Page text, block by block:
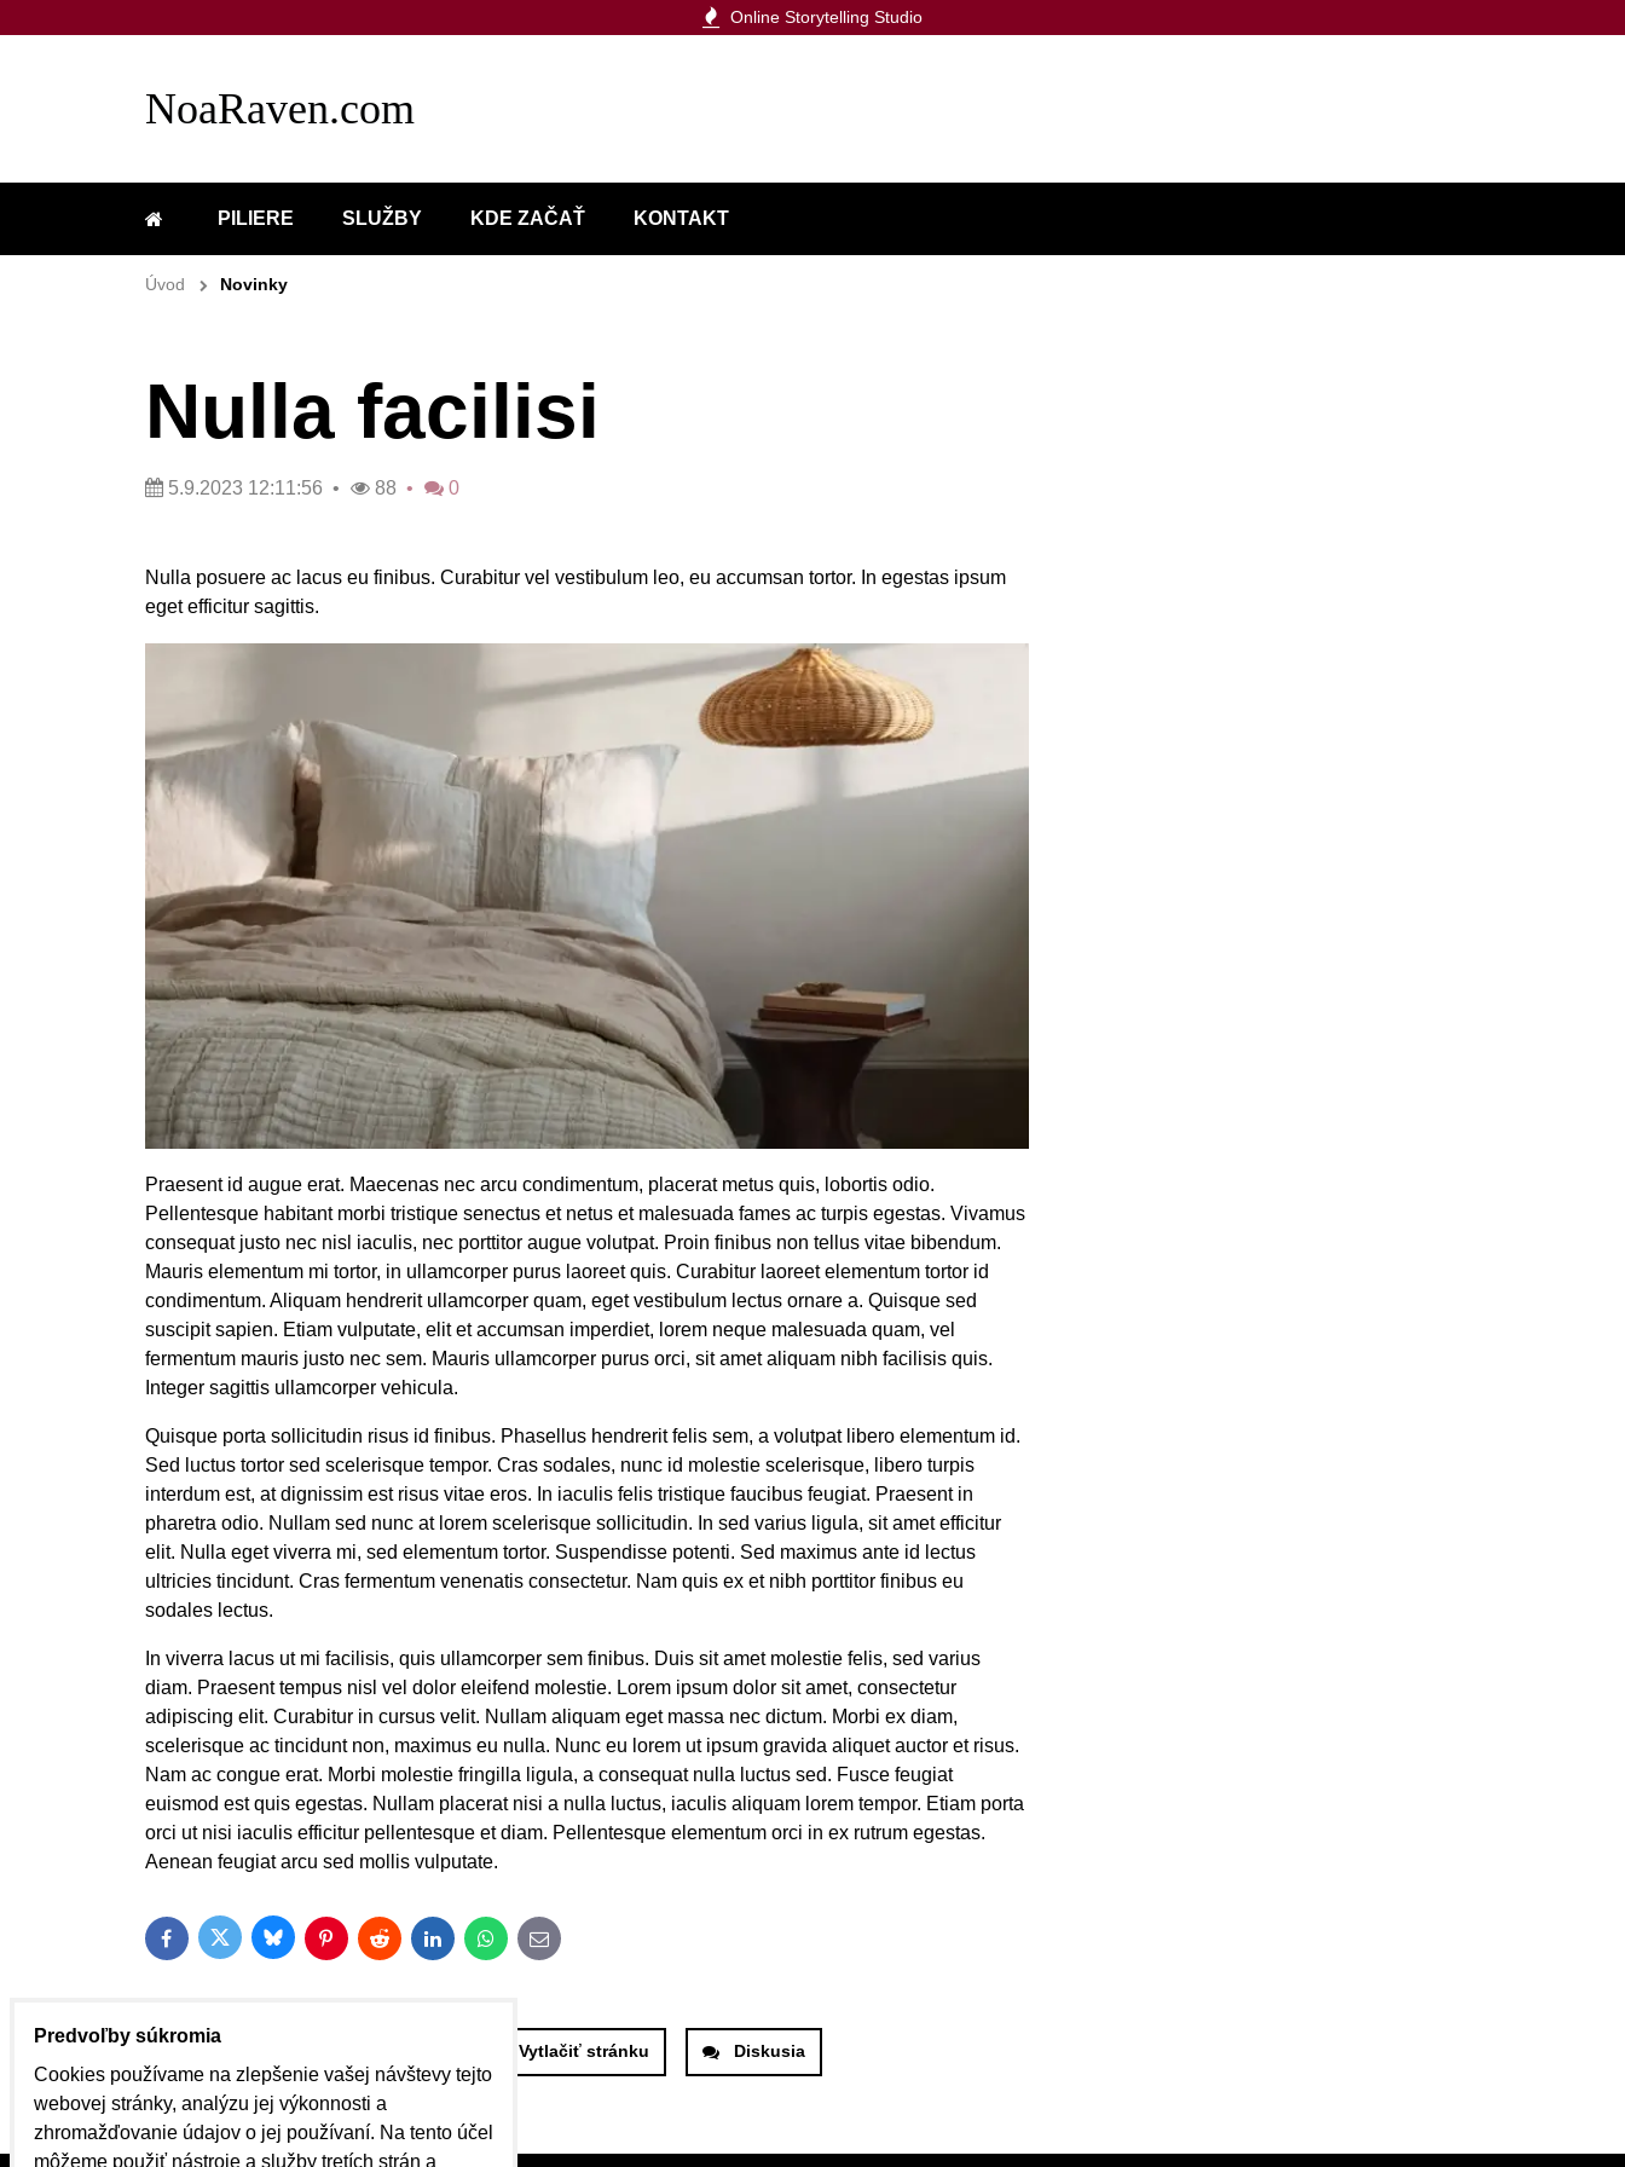
NoaRaven.com
ÚVOD
PILIERE SLUŽBY KDE ZAČAŤ KONTAKT
Online Storytelling Studio
Úvod Novinky
Nulla facilisi
5.9.2023 12:11:56 88 0
Nulla posuere ac lacus eu finibus. Curabitur vel vestibulum leo, eu accumsan tortor. In egestas ipsum
eget efficitur sagittis.
Praesent id augue erat. Maecenas nec arcu condimentum, placerat metus quis, lobortis odio.
Pellentesque habitant morbi tristique senectus et netus et malesuada fames ac turpis egestas. Vivamus
consequat justo nec nisl iaculis, nec porttitor augue volutpat. Proin finibus non tellus vitae bibendum.
Mauris elementum mi tortor, in ullamcorper purus laoreet quis. Curabitur laoreet elementum tortor id
condimentum. Aliquam hendrerit ullamcorper quam, eget vestibulum lectus ornare a. Quisque sed
suscipit sapien. Etiam vulputate, elit et accumsan imperdiet, lorem neque malesuada quam, vel
fermentum mauris justo nec sem. Mauris ullamcorper purus orci, sit amet aliquam nibh facilisis quis.
Integer sagittis ullamcorper vehicula.
Quisque porta sollicitudin risus id finibus. Phasellus hendrerit felis sem, a volutpat libero elementum id.
Sed luctus tortor sed scelerisque tempor. Cras sodales, nunc id molestie scelerisque, libero turpis
interdum est, at dignissim est risus vitae eros. In iaculis felis tristique faucibus feugiat. Praesent in
pharetra odio. Nullam sed nunc at lorem scelerisque sollicitudin. In sed varius ligula, sit amet efficitur
elit. Nulla eget viverra mi, sed elementum tortor. Suspendisse potenti. Sed maximus ante id lectus
ultricies tincidunt. Cras fermentum venenatis consectetur. Nam quis ex et nibh porttitor finibus eu
sodales lectus.
In viverra lacus ut mi facilisis, quis ullamcorper sem finibus. Duis sit amet molestie felis, sed varius
diam. Praesent tempus nisl vel dolor eleifend molestie. Lorem ipsum dolor sit amet, consectetur
adipiscing elit. Curabitur in cursus velit. Nullam aliquam eget massa nec dictum. Morbi ex diam,
scelerisque ac tincidunt non, maximus eu nulla. Nunc eu lorem ut ipsum gravida aliquet auctor et risus.
Nam ac congue erat. Morbi molestie fringilla ligula, a consequat nulla luctus sed. Fusce feugiat
euismod est quis egestas. Nullam placerat nisi a nulla luctus, iaculis aliquam lorem tempor. Etiam porta
orci ut nisi iaculis efficitur pellentesque et diam. Pellentesque elementum orci in ex rutrum egestas.
Aenean feugiat arcu sed mollis vulputate.
FacebookTwitterBlueskyPinterestRedditLinkedInWhatsApp
E-mail
Vytlačiť stránku Diskusia
Predvoľby súkromia
Cookies používame na zlepšenie vašej návštevy tejto
webovej stránky, analýzu jej výkonnosti a
zhromažďovanie údajov o jej používaní. Na tento účel
môžeme použiť nástroje a služby tretích strán a